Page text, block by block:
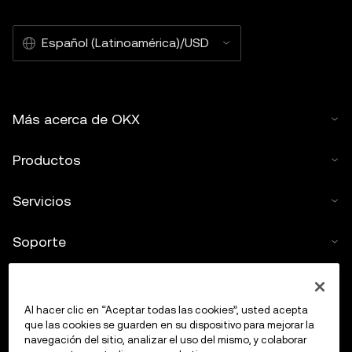
Español (Latinoamérica)/USD
Más acerca de OKX
Productos
Servicios
Soporte
Calculadora de criptomonedas
Al hacer clic en “Aceptar todas las cookies”, usted acepta
que las cookies se guarden en su dispositivo para mejorar la
navegación del sitio, analizar el uso del mismo, y colaborar